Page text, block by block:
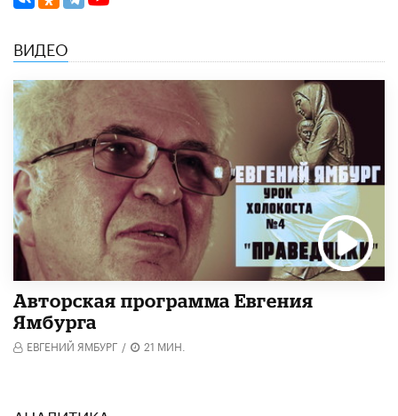
ВИДЕО
Авторская программа Евгения
Ямбурга
ЕВГЕНИЙ ЯМБУРГ / 21 МИН.